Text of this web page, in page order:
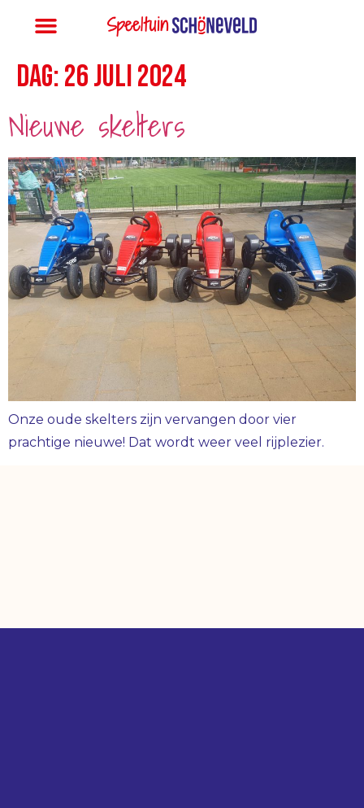
Dag:26 juli 2024
Nieuwe skelters
Onze oude skelters zijn vervangen door vier
prachtige nieuwe! Dat wordt weer veel rijplezier.